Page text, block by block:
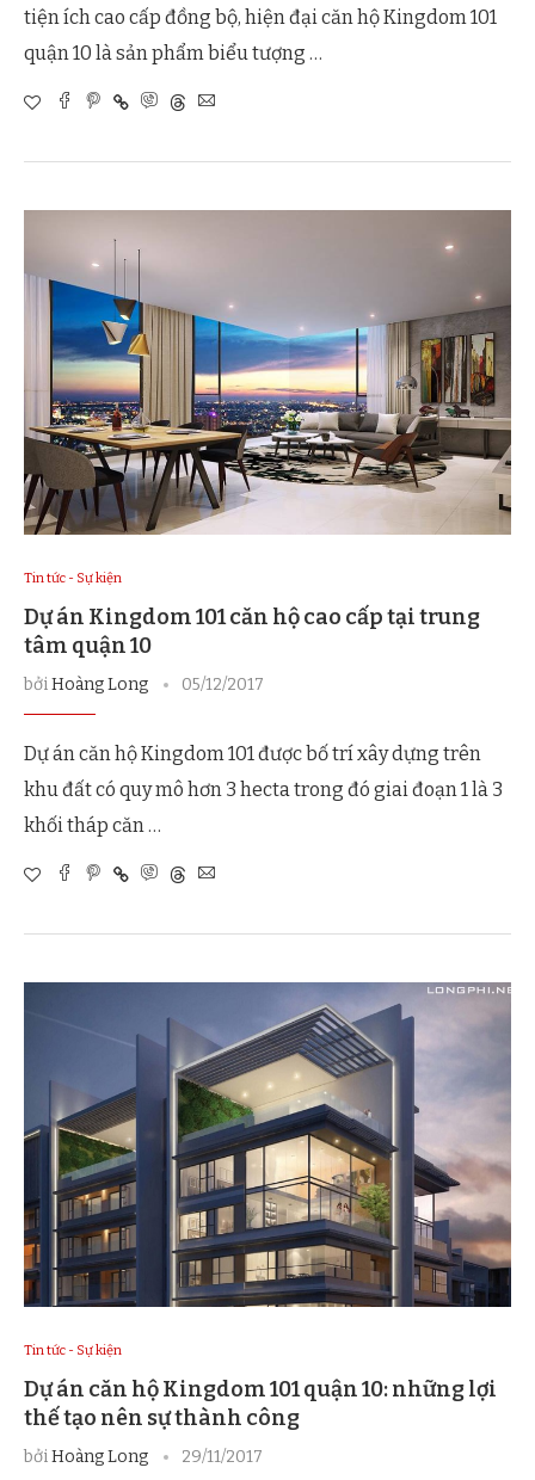
tiện ích cao cấp đồng bộ, hiện đại căn hộ Kingdom 101
quận 10 là sản phẩm biểu tượng …
Tin tức - Sự kiện
Dự án Kingdom 101 căn hộ cao cấp tại trung
tâm quận 10
bởiHoàng Long 05/12/2017
Dự án căn hộ Kingdom 101 được bố trí xây dựng trên
khu đất có quy mô hơn 3 hecta trong đó giai đoạn 1 là 3
khối tháp căn …
Tin tức - Sự kiện
Dự án căn hộ Kingdom 101 quận 10: những lợi
thế tạo nên sự thành công
bởiHoàng Long 29/11/2017